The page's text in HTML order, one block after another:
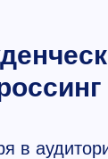
в